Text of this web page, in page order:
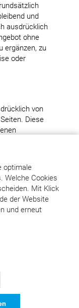
optimale
Welche Cookies
Mit Klick
der Website
und erneut
und
ausdrücklich
ohne
ergänzen, zu
oder
von
Diese
gesamten
Sofern
Textes der
nicht
übrigen Teile
davon